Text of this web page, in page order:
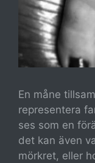
En måne
representera
ses som en
det kan även
mörkret, eller